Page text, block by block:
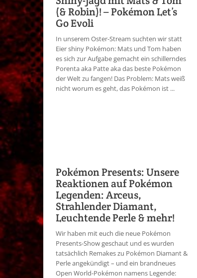
(& Robin)! – Pokémon Let’s
Go Evoli
In unserem Oster-Stream suchten wir statt
Eier shiny Pokémon: Mats und Tom haben
es sich zur Aufgabe gemacht ein schillerndes
Porenta aka Patte aka das beste Pokémon
der Welt zu fangen! Das Problem: Mats weiß
nicht worum es geht, das Pokémon ist ...
Pokémon Presents: Unsere
Reaktionen auf Pokémon
Legenden: Arceus,
Strahlender Diamant,
Leuchtende Perle & mehr!
Wir haben mit euch die neue Pokémon
Presents-Show geschaut und es wurden
tatsächlich Remakes zu Pokémon Diamant &
Perle angekündigt – und ein brandneues
Open World-Pokémon namens Legende: